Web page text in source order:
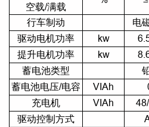
空载/满载
行车制动 电
驱动电机功率
kw
提升电机功率
kw
蓄电池类型
蓄电池电压/电容
VIAh
充电机
VIAh
驱动控制方式